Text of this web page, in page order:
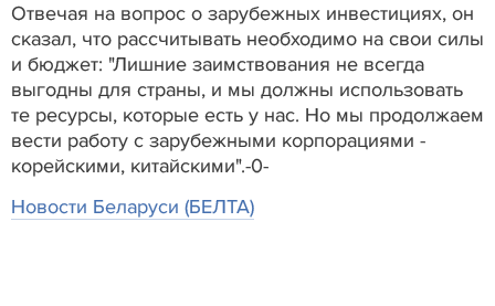
Отвечая на вопрос о зарубежных инвестициях, он
сказал, что рассчитывать необходимо на свои силы
и бюджет: "Лишние заимствования не всегда
выгодны для страны, и мы должны использовать
те ресурсы, которые есть у нас. Но мы продолжаем
вести работу с зарубежными корпорациями -
корейскими, китайскими".-0-
Новости Беларуси (БЕЛТА)